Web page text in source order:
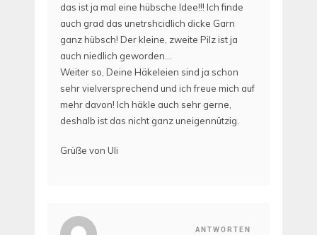
das ist ja mal eine hübsche Idee!!! Ich finde
auch grad das unetrshcidlich dicke Garn
ganz hübsch! Der kleine, zweite Pilz ist ja
auch niedlich geworden…
Weiter so, Deine Häkeleien sind ja schon
sehr vielversprechend und ich freue mich auf
mehr davon! Ich häkle auch sehr gerne,
deshalb ist das nicht ganz uneigennützig.
Grüße von Uli
ANTWORTEN